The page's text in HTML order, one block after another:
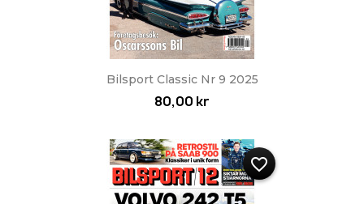
Bilsport Classic Nr 9 2025
80,00 kr
favorite_border